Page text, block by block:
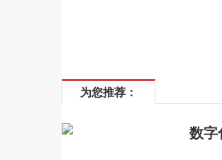
为您推荐：
数字